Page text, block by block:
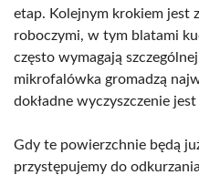
etap. Kolejnym krokiem jest
roboczymi, w tym blatami
często wymagają
mikrofalówka gromadzą
dokładne wyczyszczenie
Gdy te powierzchnie będą
przystępujemy do